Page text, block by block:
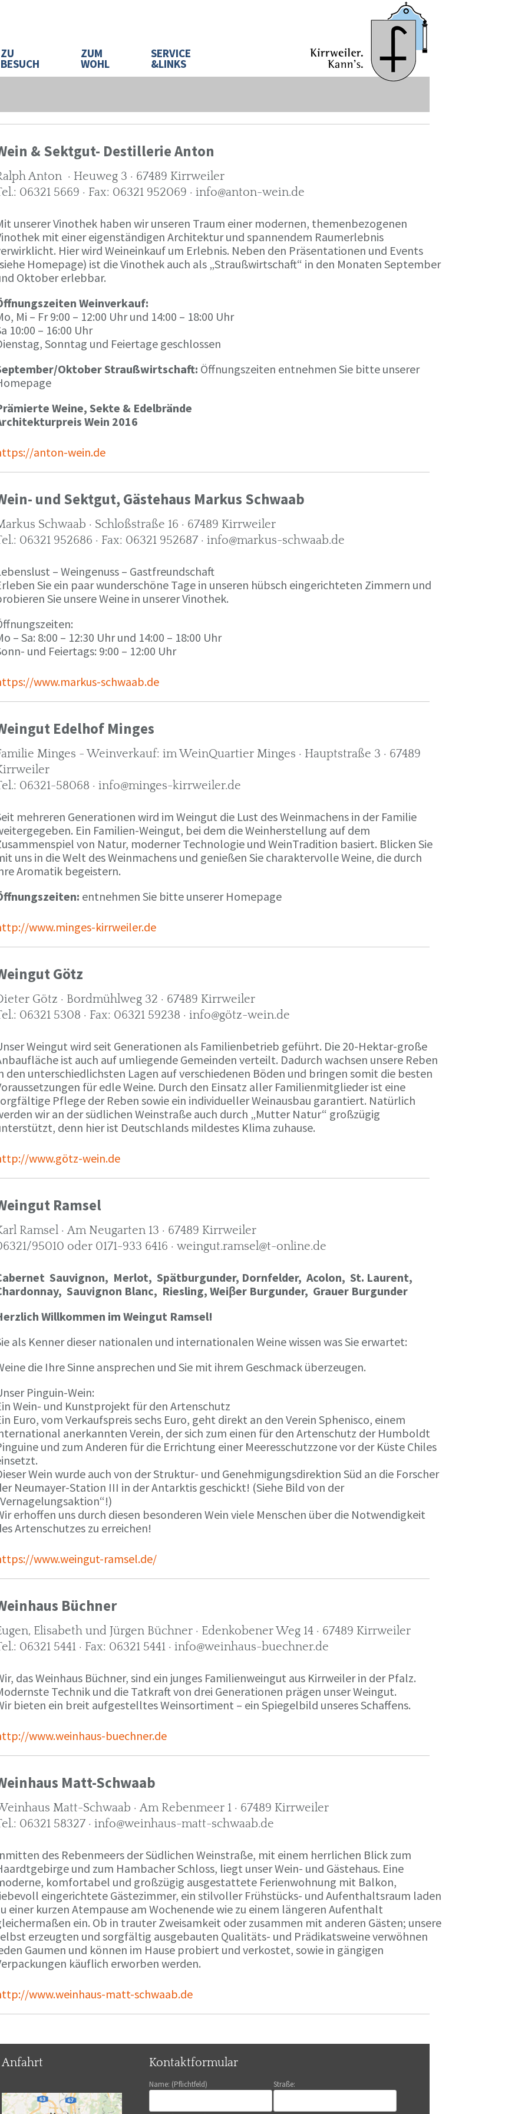
ZU
BESUCH
ZUM
WOHL
SERVICE
&LINKS
& Sektgut- Destillerie Anton
Anton · Heuweg 3 · 67489 Kirrweiler
06321 5669 · Fax: 06321 952069 · info@anton-wein.de
unserer Vinothek haben wir unseren Traum einer modernen, themenbezogenen
mit einer eigenständigen Architektur und spannendem Raumerlebnis
Hier wird Weineinkauf um Erlebnis. Neben den Präsentationen und Events
Homepage) ist die Vinothek auch als „Straußwirtschaft“ in den Monaten September
Oktober erlebbar.
Weinverkauf:
Mi – Fr 9:00 – 12:00 Uhr und 14:00 – 18:00 Uhr
10:00 – 16:00 Uhr
Sonntag und Feiertage geschlossen
Oktober Straußwirtschaft: Öffnungszeiten entnehmen Sie bitte unserer
Weine, Sekte & Edelbrände
Wein 2016
anton-wein.de
und Sektgut, Gästehaus Markus Schwaab
Schwaab · Schloßstraße 16 · 67489 Kirrweiler
06321 952686 · Fax: 06321 952687 · info@markus-schwaab.de
– Weingenuss – Gastfreundschaft
Sie ein paar wunderschöne Tage in unseren hübsch eingerichteten Zimmern und
Sie unsere Weine in unserer Vinothek.
– Sa: 8:00 – 12:30 Uhr und 14:00 – 18:00 Uhr
und Feiertags: 9:00 – 12:00 Uhr
www.markus-schwaab.de
Edelhof Minges
Minges - Weinverkauf: im WeinQuartier Minges · Hauptstraße 3 · 67489
06321-58068 · info@minges-kirrweiler.de
mehreren Generationen wird im Weingut die Lust des Weinmachens in der Familie
Ein Familien-Weingut, bei dem die Weinherstellung auf dem
von Natur, moderner Technologie und WeinTradition basiert. Blicken Sie
uns in die Welt des Weinmachens und genießen Sie charaktervolle Weine, die durch
Aromatik begeistern.
entnehmen Sie bitte unserer Homepage
www.minges-kirrweiler.de
Götz
Götz · Bordmühlweg 32 · 67489 Kirrweiler
06321 5308 · Fax: 06321 59238 · info@götz-wein.de
Weingut wird seit Generationen als Familienbetrieb geführt. Die 20-Hektar-große
ist auch auf umliegende Gemeinden verteilt. Dadurch wachsen unsere Reben
den unterschiedlichsten Lagen auf verschiedenen Böden und bringen somit die besten
für edle Weine. Durch den Einsatz aller Familienmitglieder ist eine
Pflege der Reben sowie ein individueller Weinausbau garantiert. Natürlich
wir an der südlichen Weinstraße auch durch „Mutter Natur“ großzügig
denn hier ist Deutschlands mildestes Klima zuhause.
www.götz-wein.de
Ramsel
Ramsel · Am Neugarten 13 · 67489 Kirrweiler
95010 oder 0171-933 6416 · weingut.ramsel@t-online.de
Sauvignon, Merlot, Spätburgunder, Dornfelder, Acolon, St. Laurent,
Sauvignon Blanc, Riesling, Weiβer Burgunder, Grauer Burgunder
Willkommen im Weingut Ramsel!
als Kenner dieser nationalen und internationalen Weine wissen was Sie erwartet:
die Ihre Sinne ansprechen und Sie mit ihrem Geschmack überzeugen.
Pinguin-Wein:
Wein- und Kunstprojekt für den Artenschutz
Euro, vom Verkaufspreis sechs Euro, geht direkt an den Verein Sphenisco, einem
anerkannten Verein, der sich zum einen für den Artenschutz der Humboldt
und zum Anderen für die Errichtung einer Meeresschutzzone vor der Küste Chiles
Wein wurde auch von der Struktur- und Genehmigungsdirektion Süd an die Forscher
Neumayer-Station III in der Antarktis geschickt! (Siehe Bild von der
erhoffen uns durch diesen besonderen Wein viele Menschen über die Notwendigkeit
Artenschutzes zu erreichen!
www.weingut-ramsel.de/
Büchner
Elisabeth und Jürgen Büchner · Edenkobener Weg 14 · 67489 Kirrweiler
06321 5441 · Fax: 06321 5441 · info@weinhaus-buechner.de
das Weinhaus Büchner, sind ein junges Familienweingut aus Kirrweiler in der Pfalz.
Technik und die Tatkraft von drei Generationen prägen unser Weingut.
bieten ein breit aufgestelltes Weinsortiment – ein Spiegelbild unseres Schaffens.
www.weinhaus-buechner.de
Matt-Schwaab
Matt-Schwaab · Am Rebenmeer 1 · 67489 Kirrweiler
06321 58327 · info@weinhaus-matt-schwaab.de
des Rebenmeers der Südlichen Weinstraße, mit einem herrlichen Blick zum
und zum Hambacher Schloss, liegt unser Wein- und Gästehaus. Eine
komfortabel und großzügig ausgestattete Ferienwohnung mit Balkon,
eingerichtete Gästezimmer, ein stilvoller Frühstücks- und Aufenthaltsraum laden
einer kurzen Atempause am Wochenende wie zu einem längeren Aufenthalt
ein. Ob in trauter Zweisamkeit oder zusammen mit anderen Gästen; unsere
erzeugten und sorgfältig ausgebauten Qualitäts- und Prädikatsweine verwöhnen
Gaumen und können im Hause probiert und verkostet, sowie in gängigen
käuflich erworben werden.
www.weinhaus-matt-schwaab.de
Anfahrt Kontaktformular
Name: (Pflichtfeld) Straße: